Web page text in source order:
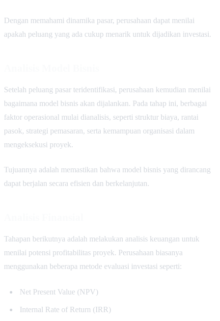
Dengan memahami dinamika pasar, perusahaan dapat menilai
apakah peluang yang ada cukup menarik untuk dijadikan investasi.
Setelah peluang pasar teridentifikasi, perusahaan kemudian menilai
bagaimana model bisnis akan dijalankan. Pada tahap ini, berbagai
faktor operasional mulai dianalisis, seperti struktur biaya, rantai
pasok, strategi pemasaran, serta kemampuan organisasi dalam
mengeksekusi proyek.
Tujuannya adalah memastikan bahwa model bisnis yang dirancang
dapat berjalan secara efisien dan berkelanjutan.
Tahapan berikutnya adalah melakukan analisis keuangan untuk
menilai potensi profitabilitas proyek. Perusahaan biasanya
menggunakan beberapa metode evaluasi investasi seperti:
Net Present Value (NPV)
Internal Rate of Return (IRR)